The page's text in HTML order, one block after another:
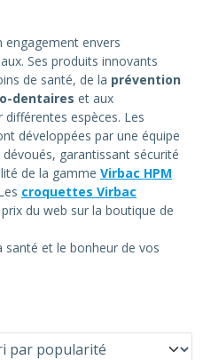
engagement envers
Ses produits innovants
de santé, de la prévention
dentaires et aux
différentes espèces. Les
développées par une équipe
garantissant sécurité
de la gamme Virbac HPM
croquettes Virbac
du web sur la boutique de
santé et le bonheur de vos